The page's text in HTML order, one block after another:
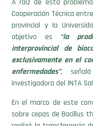
Cooperación Técnica
provincial y la
objetivo es “la
interprovincial de
exclusivamente en el
enfermedades”, señaló
investigadora del INTA
En el marco de este
sobre cepas de Bacillus